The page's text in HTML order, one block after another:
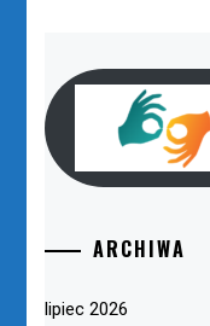
ARCHIWA
lipiec 2026